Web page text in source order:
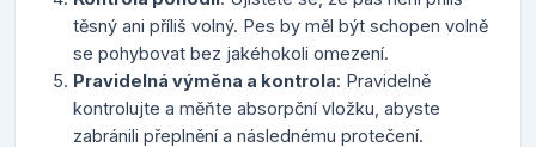
těsný ani příliš volný. Pes by měl být schopen volně
se pohybovat bez jakéhokoli omezení.
Pravidelná výměna a kontrola: Pravidelně
kontrolujte a měňte absorpční vložku, abyste
zabránili přeplnění a následnému protečení.